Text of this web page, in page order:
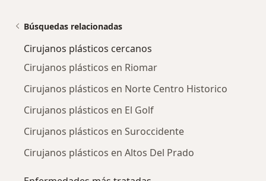
Búsquedas relacionadas
Cirujanos plásticos cercanos
Cirujanos plásticos en Riomar
Cirujanos plásticos en Norte Centro Historico
Cirujanos plásticos en El Golf
Cirujanos plásticos en Suroccidente
Cirujanos plásticos en Altos Del Prado